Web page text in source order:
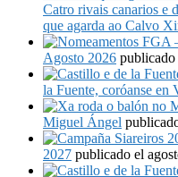
Catro rivais canarios e
que agarda ao Calvo
Agosto 2026 publicado
la Fuente, coróanse en
Miguel Ángel
2027 publicado el